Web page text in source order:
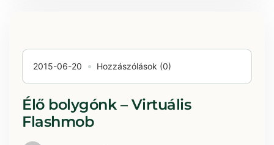
2015-06-20 Hozzászólások (0)
Élő bolygónk – Virtuális
Flashmob